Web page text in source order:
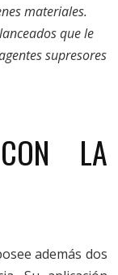
materiales.
que le
supresores
LA
además dos